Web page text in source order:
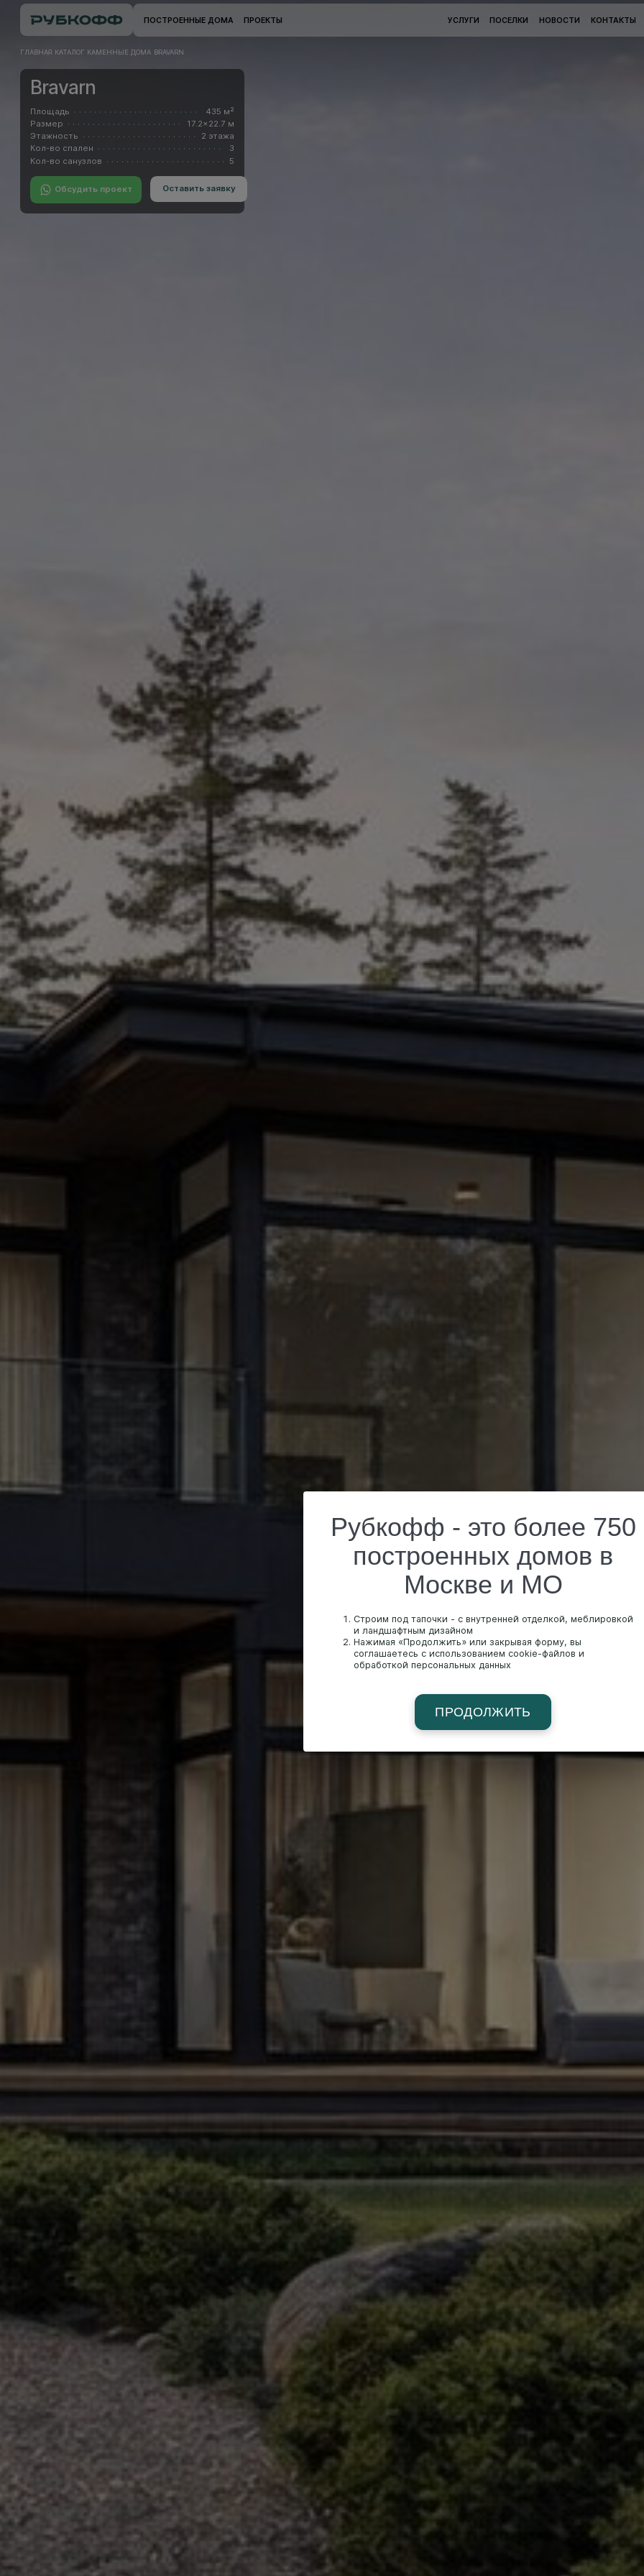
ПОСТРОЕННЫЕ ДОМА ПРОЕКТЫ УСЛУГИ ПОСЕЛКИ НОВОСТИ КОНТАКТЫ
ГЛАВНАЯ КАТАЛОГ КАМЕННЫЕ ДОМА BRAVARN
Bravarn
Площадь
435 м²
Размер
17.2x22.7 м
Этажность
2 этажа
Кол-во спален
3
Кол-во санузлов
5
Обсудить проект Оставить заявку
Оставить заявку
Рубкофф - это более 750
построенных домов в
Москве и МО
Строим под тапочки - с внутренней отделкой, меблировкой
и ландшафтным дизайном
Нажимая «Продолжить» или закрывая форму, вы
соглашаетесь с использованием cookie-файлов и
обработкой персональных данных
ПРОДОЛЖИТЬ